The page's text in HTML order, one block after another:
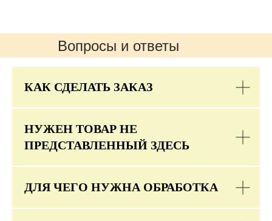
Вопросы и ответы
КАК СДЕЛАТЬ ЗАКАЗ
НУЖЕН ТОВАР НЕ
ПРЕДСТАВЛЕННЫЙ ЗДЕСЬ
ДЛЯ ЧЕГО НУЖНА ОБРАБОТКА